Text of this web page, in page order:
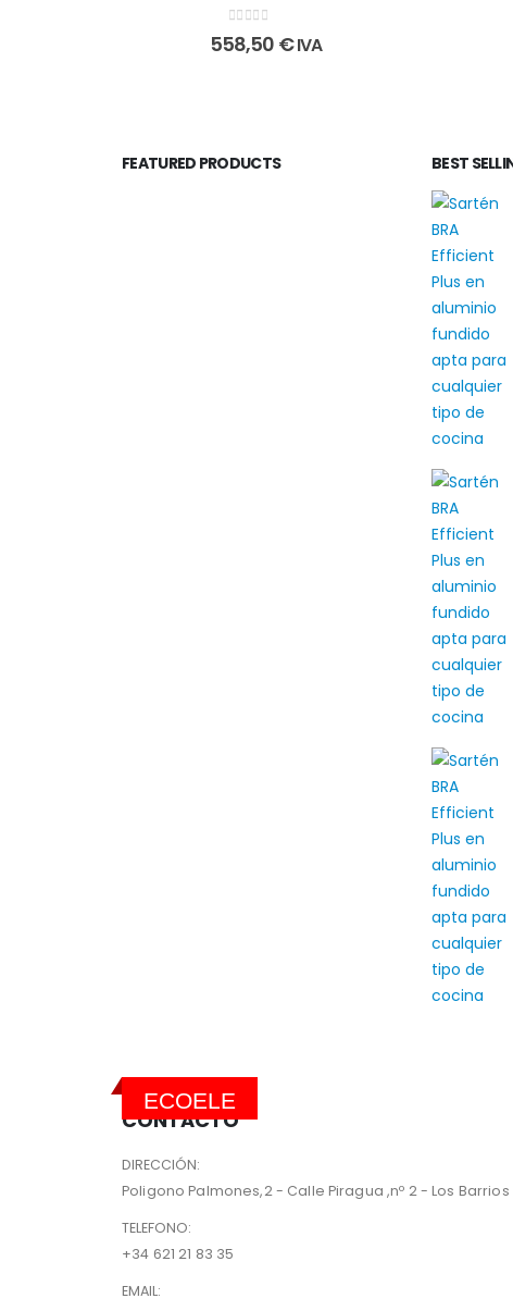
0 out of 5
558,50 €IVA
FEATURED PRODUCTS BEST
ECOELE
CONTACTO
DIRECCIÓN:
Poligono Palmones,2 - Calle Piragua ,nº 2 - Los Barrios
TELEFONO:
+34 621 21 83 35
EMAIL: